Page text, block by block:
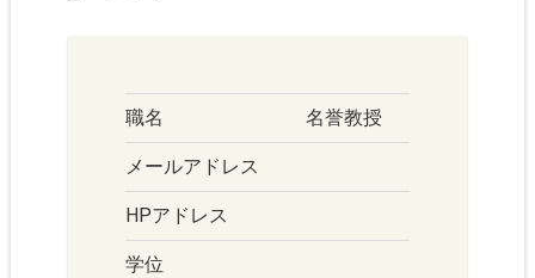
職名 名誉教授
メールアドレス
HPアドレス
学位